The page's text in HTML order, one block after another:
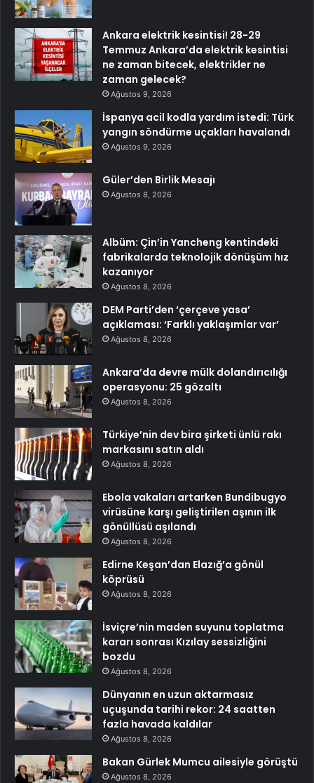
Ankara elektrik kesintisi! 28-29
Temmuz Ankara’da elektrik kesintisi
ne zaman bitecek, elektrikler ne
zaman gelecek?
Ağustos 9, 2026
İspanya acil kodla yardım istedi: Türk
yangın söndürme uçakları havalandı
Ağustos 9, 2026
Güler’den Birlik Mesajı
Ağustos 8, 2026
Albüm: Çin’in Yancheng kentindeki
fabrikalarda teknolojik dönüşüm hız
kazanıyor
Ağustos 8, 2026
DEM Parti’den ‘çerçeve yasa’
açıklaması: ‘Farklı yaklaşımlar var’
Ağustos 8, 2026
Ankara’da devre mülk dolandırıcılığı
operasyonu: 25 gözaltı
Ağustos 8, 2026
Türkiye’nin dev bira şirketi ünlü rakı
markasını satın aldı
Ağustos 8, 2026
Ebola vakaları artarken Bundibugyo
virüsüne karşı geliştirilen aşının ilk
gönüllüsü aşılandı
Ağustos 8, 2026
Edirne Keşan’dan Elazığ’a gönül
köprüsü
Ağustos 8, 2026
İsviçre’nin maden suyunu toplatma
kararı sonrası Kızılay sessizliğini
bozdu
Ağustos 8, 2026
Dünyanın en uzun aktarmasız
uçuşunda tarihi rekor: 24 saatten
fazla havada kaldılar
Ağustos 8, 2026
Bakan Gürlek Mumcu ailesiyle görüştü
Ağustos 8, 2026